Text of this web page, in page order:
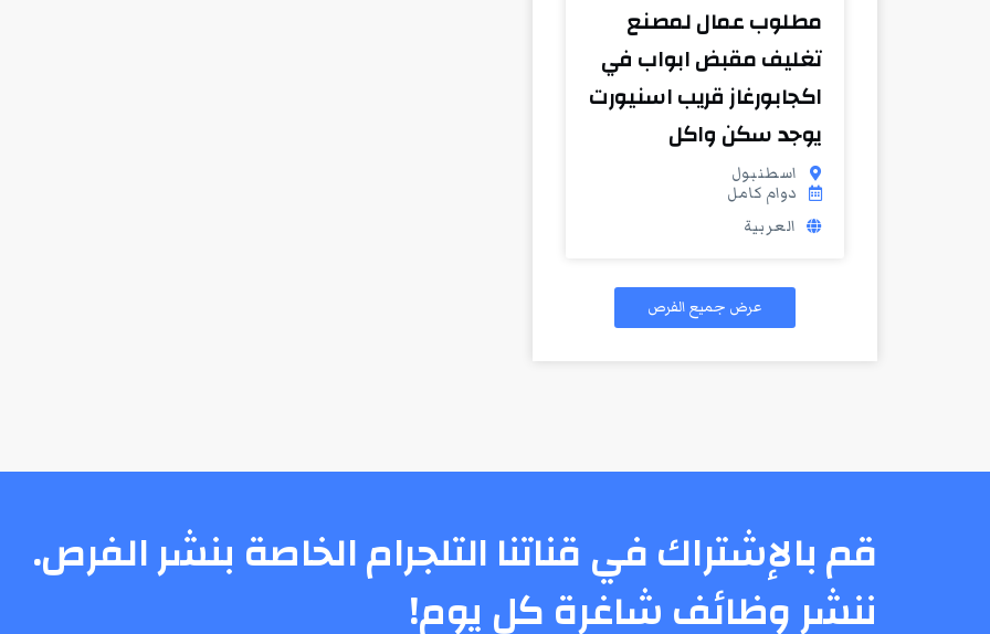
مطلوب عمال لمصنع
تغليف مقبض ابواب في
اكجابورغاز قريب اسنيورت
يوجد سكن واكل
اسطنبول
دوام كامل
العربية
عرض جميع الفرص
قم بالإشتراك في قناتنا التلجرام الخاصة بنشر الفرص.
ننشر وظائف شاغرة كل يوم!